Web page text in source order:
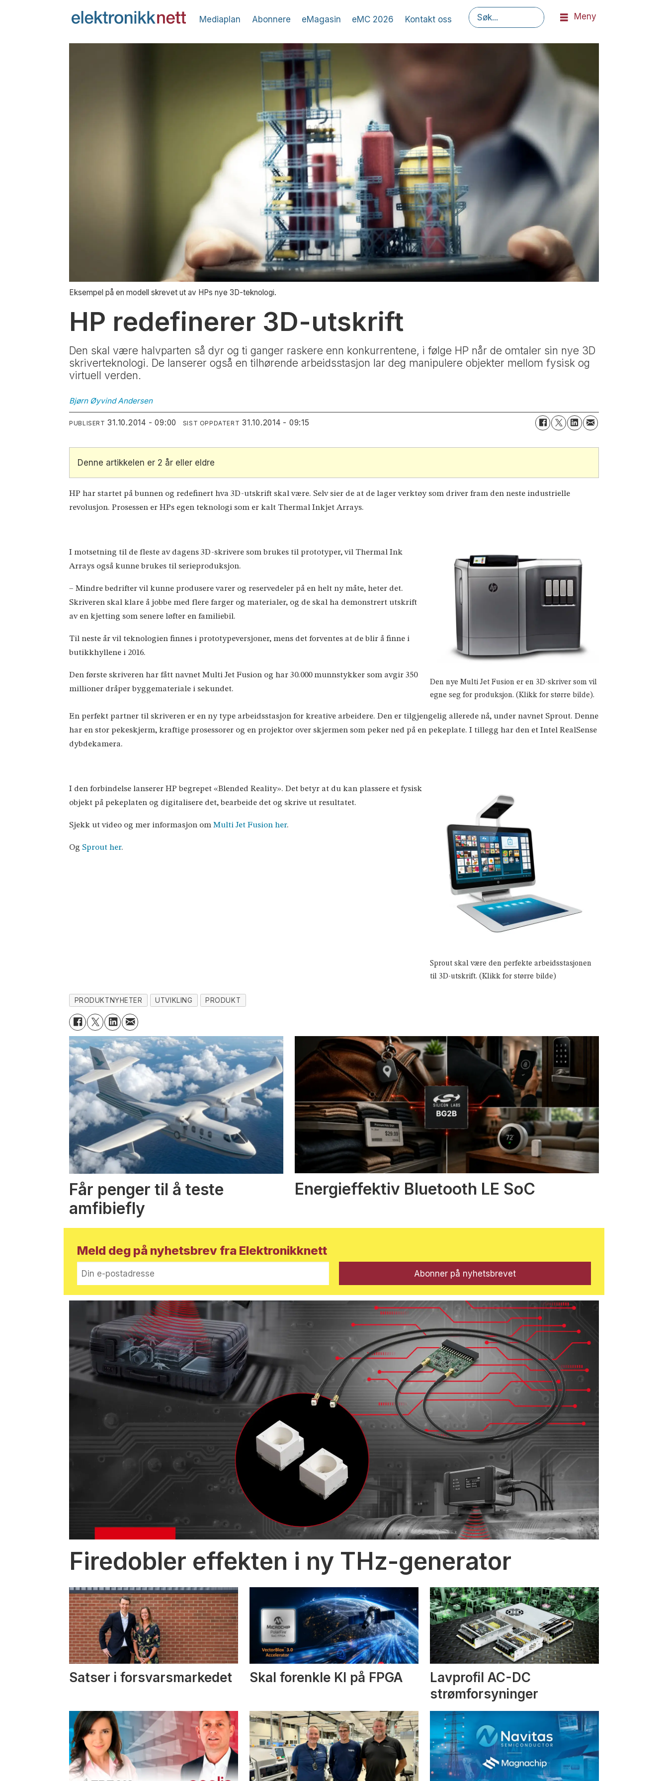
Mediaplan Abonnere eMagasin eMC 2026 Kontakt oss Søk
Meny
Eksempel på en modell skrevet ut av HPs nye 3D-teknologi.
HP redefinerer 3D-utskrift
Den skal være halvparten så dyr og ti ganger raskere enn konkurrentene, i følge HP når de omtaler sin nye 3D
skriverteknologi. De lanserer også en tilhørende arbeidsstasjon lar deg manipulere objekter mellom fysisk og
virtuell verden.
Bjørn Øyvind Andersen
PUBLISERT 31.10.2014 - 09:00 SIST OPPDATERT 31.10.2014 - 09:15
Denne artikkelen er 2 år eller eldre
HP har startet på bunnen og redefinert hva 3D-utskrift skal være. Selv sier de at de lager verktøy som driver fram den neste industrielle
revolusjon. Prosessen er HPs egen teknologi som er kalt Thermal Inkjet Arrays.
Den nye Multi Jet Fusion er en 3D-skriver som vil
egne seg for produksjon. (Klikk for større bilde).
I motsetning til de fleste av dagens 3D-skrivere som brukes til prototyper, vil Thermal Ink
Arrays også kunne brukes til serieproduksjon.
– Mindre bedrifter vil kunne produsere varer og reservedeler på en helt ny måte, heter det.
Skriveren skal klare å jobbe med flere farger og materialer, og de skal ha demonstrert utskrift
av en kjetting som senere løfter en familiebil.
Til neste år vil teknologien finnes i prototypeversjoner, mens det forventes at de blir å finne i
butikkhyllene i 2016.
Den første skriveren har fått navnet Multi Jet Fusion og har 30.000 munnstykker som avgir 350
millioner dråper byggemateriale i sekundet.
En perfekt partner til skriveren er en ny type arbeidsstasjon for kreative arbeidere. Den er tilgjengelig allerede nå, under navnet Sprout. Denne
har en stor pekeskjerm, kraftige prosessorer og en projektor over skjermen som peker ned på en pekeplate. I tillegg har den et Intel RealSense
dybdekamera.
Sprout skal være den perfekte arbeidsstasjonen
til 3D-utskrift. (Klikk for større bilde)
I den forbindelse lanserer HP begrepet «Blended Reality». Det betyr at du kan plassere et fysisk
objekt på pekeplaten og digitalisere det, bearbeide det og skrive ut resultatet.
Sjekk ut video og mer informasjon om Multi Jet Fusion her.
Og Sprout her.
PRODUKTNYHETER UTVIKLING PRODUKT
Får penger til å teste
amfibiefly
Energieffektiv Bluetooth LE SoC
Meld deg på nyhetsbrev fra Elektronikknett
Firedobler effekten i ny THz-generator
Satser i forsvarsmarkedet Skal forenkle KI på FPGA
Lavprofil AC-DC
strømforsyninger